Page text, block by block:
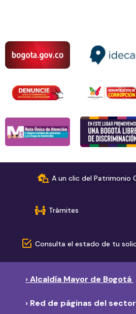
A un clic del Patrimonio
Trámites
Consulta el estado de tu
› Alcaldía Mayor de Bogotá
› Red de páginas del sector